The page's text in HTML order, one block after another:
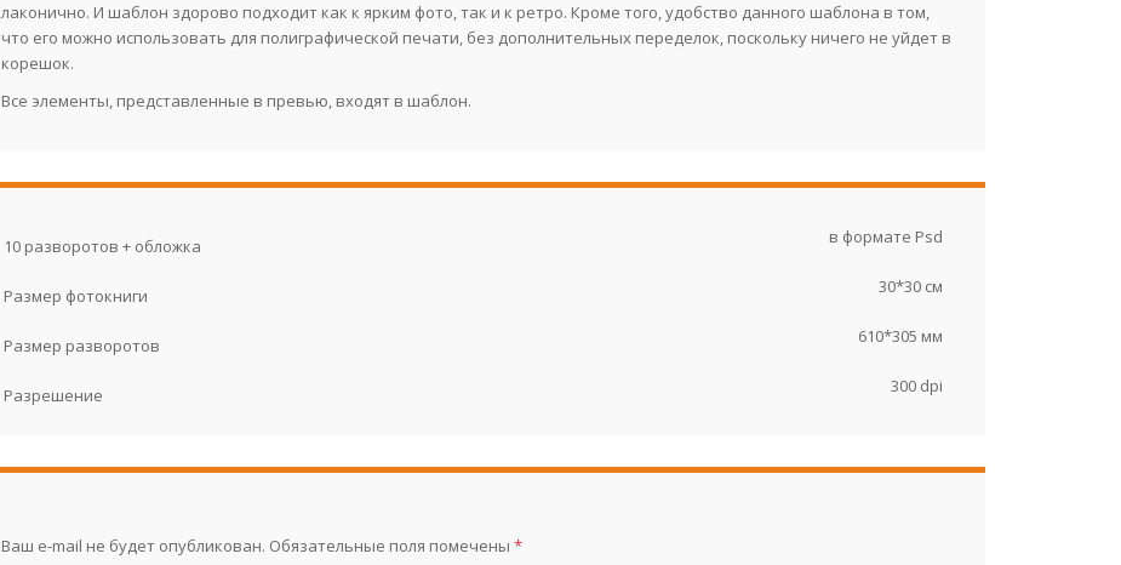
лаконично. И шаблон здорово подходит как к ярким фото, так и к ретро. Кроме того, удобство данного шаблона в том,
что его можно использовать для полиграфической печати, без дополнительных переделок, поскольку ничего не уйдет в
корешок.
Все элементы, представленные в превью, входят в шаблон.
10 разворотов + обложка в формате Psd
Размер фотокниги 30*30 см
Размер разворотов 610*305 мм
Разрешение 300 dpi
Ваш e-mail не будет опубликован. Обязательные поля помечены*